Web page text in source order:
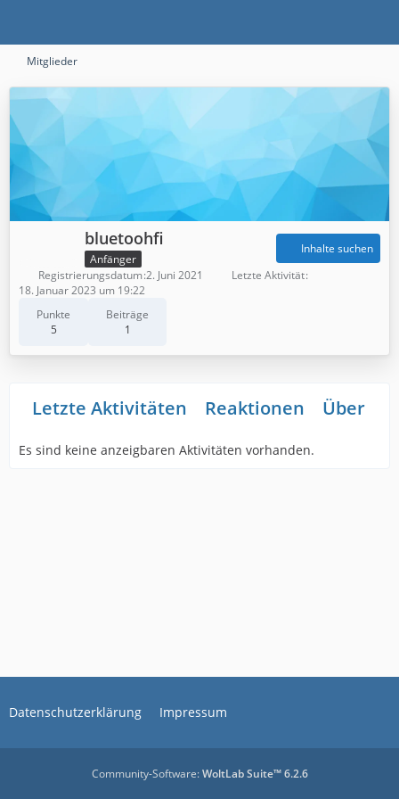
Mitglieder
bluetoohfi
Anfänger
Punkte
5
Beiträge
1
Inhalte suchen
Registrierungsdatum 2. Juni 2021
Letzte Aktivität
18. Januar 2023 um 19:22
Letzte Aktivitäten Reaktionen Über
Es sind keine anzeigbaren Aktivitäten vorhanden.
Datenschutzerklärung Impressum
Community-Software:WoltLab Suite™ 6.2.6